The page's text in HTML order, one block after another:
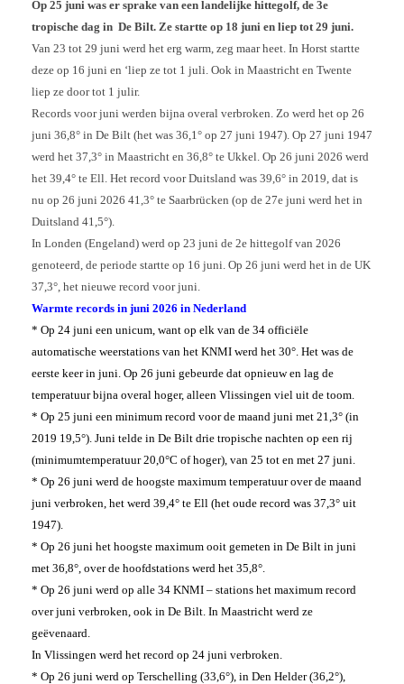
Op 25 juni was er sprake van een landelijke hittegolf, de 3e
tropische dag in De Bilt. Ze startte op 18 juni en liep tot 29 juni.
Van 23 tot 29 juni werd het erg warm, zeg maar heet. In Horst startte
deze op 16 juni en ‘liep ze tot 1 juli. Ook in Maastricht en Twente
liep ze door tot 1 julir.
Records voor juni werden bijna overal verbroken. Zo werd het op 26
juni 36,8° in De Bilt (het was 36,1° op 27 juni 1947). Op 27 juni 1947
werd het 37,3° in Maastricht en 36,8° te Ukkel. Op 26 juni 2026 werd
het 39,4° te Ell. Het record voor Duitsland was 39,6° in 2019, dat is
nu op 26 juni 2026 41,3° te Saarbrücken (op de 27e juni werd het in
Duitsland 41,5°).
In Londen (Engeland) werd op 23 juni de 2e hittegolf van 2026
genoteerd, de periode startte op 16 juni. Op 26 juni werd het in de UK
37,3°, het nieuwe record voor juni.
Warmte records in juni 2026 in Nederland
* Op 24 juni een unicum, want op elk van de 34 officiële
automatische weerstations van het KNMI werd het 30°. Het was de
eerste keer in juni. Op 26 juni gebeurde dat opnieuw en lag de
temperatuur bijna overal hoger, alleen Vlissingen viel uit de toom.
* Op 25 juni een minimum record voor de maand juni met 21,3° (in
2019 19,5°). Juni telde in De Bilt drie tropische nachten op een rij
(minimumtemperatuur 20,0°C of hoger), van 25 tot en met 27 juni.
* Op 26 juni werd de hoogste maximum temperatuur over de maand
juni verbroken, het werd 39,4° te Ell (het oude record was 37,3° uit
1947).
* Op 26 juni het hoogste maximum ooit gemeten in De Bilt in juni
met 36,8°, over de hoofdstations werd het 35,8°.
* Op 26 juni werd op alle 34 KNMI – stations het maximum record
over juni verbroken, ook in De Bilt. In Maastricht werd ze
geëvenaard.
In Vlissingen werd het record op 24 juni verbroken.
* Op 26 juni werd op Terschelling (33,6°), in Den Helder (36,2°),